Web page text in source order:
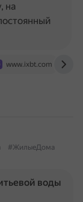
www.ixbt.com
на
#ЖилыеДома
воды